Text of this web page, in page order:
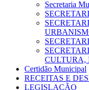
Secretaria
CULTURA,
Certidão Municipal
RECEITAS E
LEGISLAÇÃO